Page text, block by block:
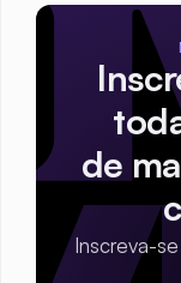
de
Inscreva-